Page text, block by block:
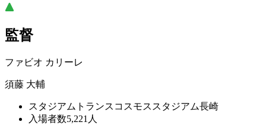
監督
ファビオ カリーレ
須藤 大輔
スタジアム トランスコスモススタジアム長崎
入場者数5,221人